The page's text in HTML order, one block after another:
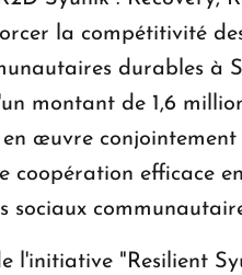
la compétitivité
durables à
montant de 1,6
œuvre
coopération efficace
sociaux
l'initiative "Resilient